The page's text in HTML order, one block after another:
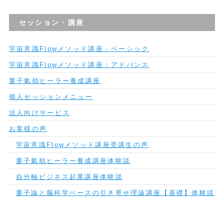
セッション・講座
宇宙意識Flowメソッド講座：ベーシック
宇宙意識Flowメソッド講座：アドバンス
量子氣劫ヒーラー養成講座
個人セッションメニュー
法人向けサービス
お客様の声
宇宙意識Flowメソッド講座受講生の声
量子氣劫ヒーラー養成講座体験談
自分軸ビジネス起業講座体験談
量子論と脳科学ベースの引き寄せ理論講座【基礎】体験談